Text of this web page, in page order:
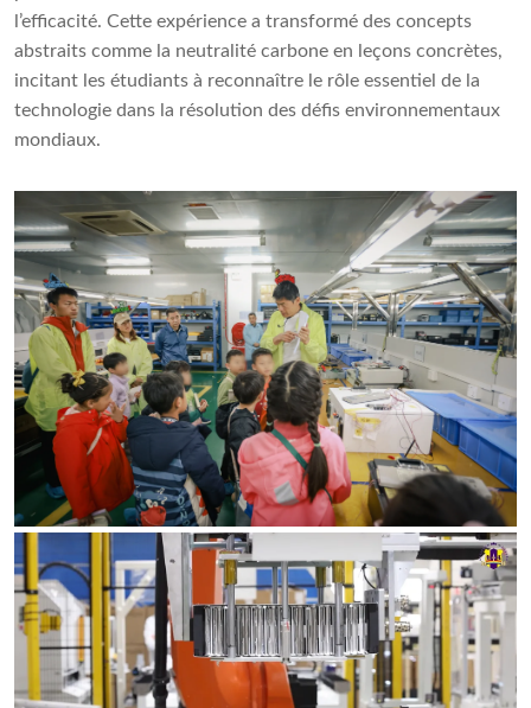
l’efficacité. Cette expérience a transformé des concepts
abstraits comme la neutralité carbone en leçons concrètes,
incitant les étudiants à reconnaître le rôle essentiel de la
technologie dans la résolution des défis environnementaux
mondiaux.